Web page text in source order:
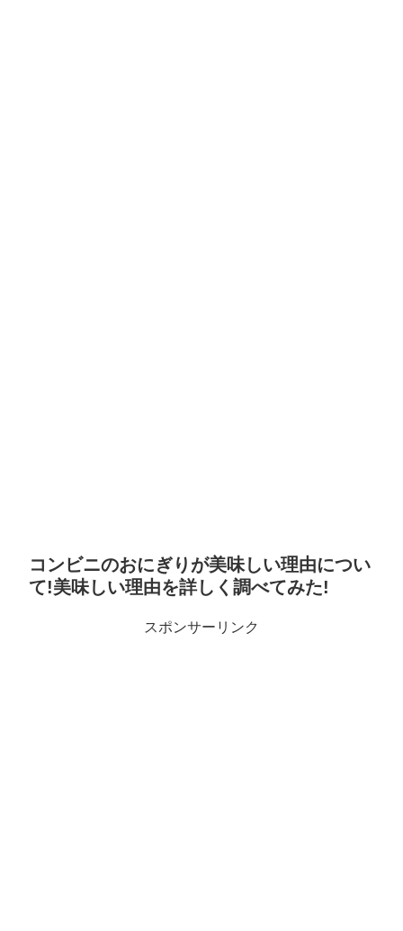
コンビニのおにぎりが美味しい理由につい
て!美味しい理由を詳しく調べてみた!
スポンサーリンク